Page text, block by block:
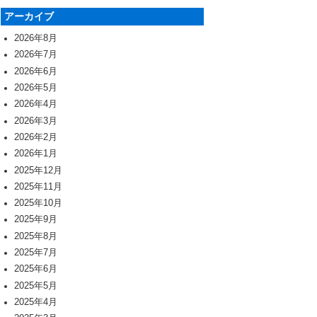
アーカイブ
2026年8月
2026年7月
2026年6月
2026年5月
2026年4月
2026年3月
2026年2月
2026年1月
2025年12月
2025年11月
2025年10月
2025年9月
2025年8月
2025年7月
2025年6月
2025年5月
2025年4月